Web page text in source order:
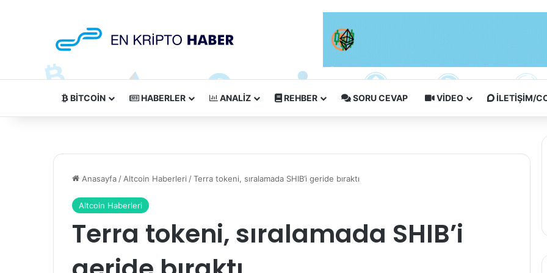
BITCOIN HABERLER ANALIZ REHBER SORU CEVAP VIDEO İLETIŞIM/
Anasayfa / Altcoin Haberleri /Terra tokeni, sıralamada SHIB’i geride bıraktı
Altcoin Haberleri
Terra tokeni, sıralamada SHIB’i